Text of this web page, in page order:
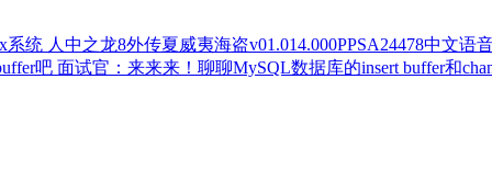
人中之龙8外传夏威夷海盗v01.014.000PPSA24478中文语
面试官：来来来！聊聊MySQL数据库的insert buffer和